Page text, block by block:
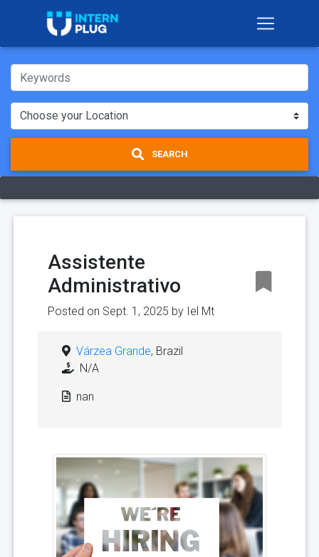
SEARCH
Assistente
Administrativo
Posted on Sept. 1, 2025 by Iel Mt
Várzea Grande, Brazil
N/A
nan